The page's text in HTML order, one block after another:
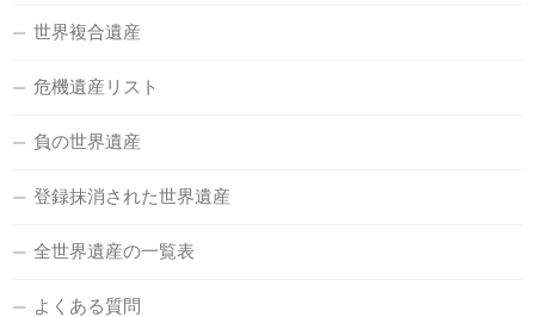
世界複合遺産
危機遺産リスト
負の世界遺産
登録抹消された世界遺産
全世界遺産の一覧表
よくある質問